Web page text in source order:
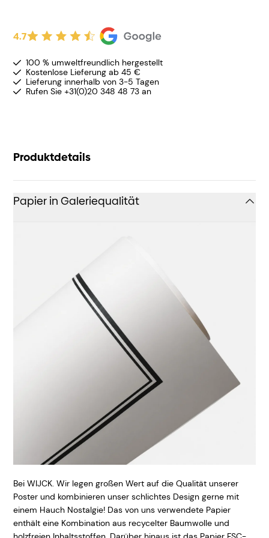
4.7
100 % umweltfreundlich hergestellt
Kostenlose Lieferung ab 45 €
Lieferung innerhalb von 3-5 Tagen
Rufen Sie +31(0)20 348 48 73 an
Produktdetails
Papier in Galeriequalität
Bei WIJCK. Wir legen großen Wert auf die Qualität unserer
Poster und kombinieren unser schlichtes Design gerne mit
einem Hauch Nostalgie! Das von uns verwendete Papier
enthält eine Kombination aus recycelter Baumwolle und